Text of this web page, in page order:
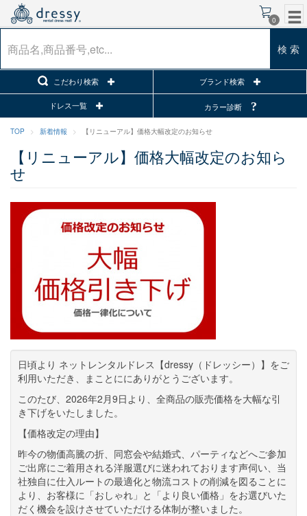
0
検 索
こだわり検索 ブランド検索
ドレス一覧 カラー診断
TOP 新着情報 【リニューアル】価格大幅改定のお知らせ
【リニューアル】価格大幅改定のお知ら
せ
日頃より ネットレンタルドレス【dressy（ドレッシー）】をご
利用いただき、まことににありがとうございます。
このたび、2026年2月9日より、全商品の販売価格を大幅な引
き下げをいたしました。
【価格改定の理由】
昨今の物価高騰の折、同窓会や結婚式、パーティなどへご参加
ご出席にご着用される洋服選びに迷われております声伺い、当
社独自に仕入ルートの最適化と物流コストの削減を図ることに
より、お客様に「おしゃれ」と「より良い価格」をお選びいた
だく機会を設けさせていただける体制が整いました。